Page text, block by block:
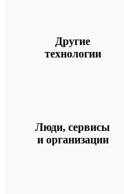
Другие
технологии
Люди, сервисы
и организации